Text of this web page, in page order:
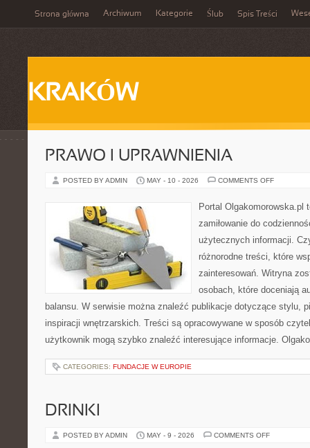
Strona główna Archiwum Kategorie Ślub Spis Treści
KRAKÓW
PRAWO I UPRAWNIENIA
POSTED BY ADMIN MAY - 10 - 2026 COMMENTS OFFON
Portal Olgakomorowska.pl
zamiłowanie do
użytecznych informacji.
różnorodne treści, które
zainteresowań. Witryna
osobach, które doceniają
balansu. W serwisie można znaleźć publikacje dotyczące stylu,
inspiracji wnętrzarskich. Treści są opracowywane w sposób
użytkownik mogą szybko znaleźć interesujące informacje.
CATEGORIES: FUNDACJE W EUROPIE
DRINKI
POSTED BY ADMIN MAY - 9 - 2026 COMMENTS OFFON